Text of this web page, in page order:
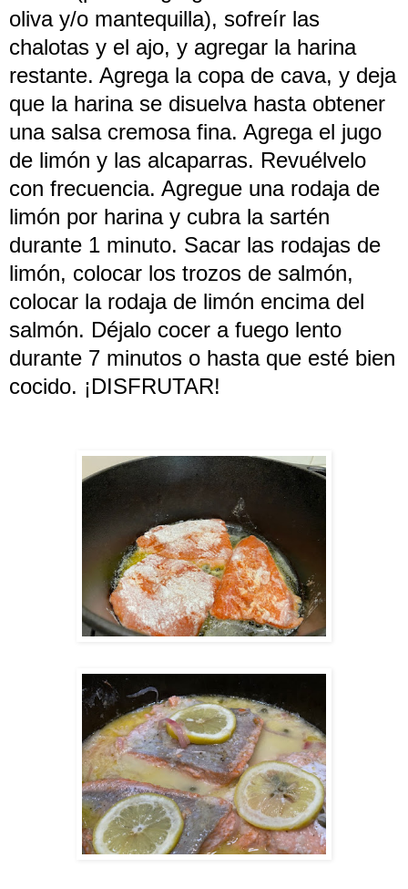
oliva y/o mantequilla), sofreír las
chalotas y el ajo, y agregar la harina
restante. Agrega la copa de cava, y deja
que la harina se disuelva hasta obtener
una salsa cremosa fina. Agrega el jugo
de limón y las alcaparras. Revuélvelo
con frecuencia. Agregue una rodaja de
limón por harina y cubra la sartén
durante 1 minuto. Sacar las rodajas de
limón, colocar los trozos de salmón,
colocar la rodaja de limón encima del
salmón. Déjalo cocer a fuego lento
durante 7 minutos o hasta que esté bien
cocido. ¡DISFRUTAR!